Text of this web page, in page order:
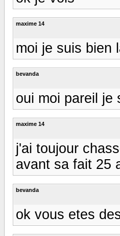
maxime 14
moi je suis bien
bevanda
oui moi pareil je
maxime 14
j'ai toujour
avant sa fait 25
bevanda
ok vous etes